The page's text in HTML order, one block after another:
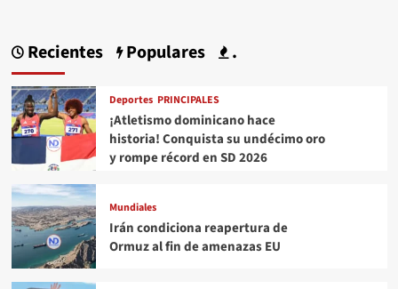
Recientes Populares .
Deportes PRINCIPALES
¡Atletismo dominicano hace
historia! Conquista su undécimo oro
y rompe récord en SD 2026
Mundiales
Irán condiciona reapertura de
Ormuz al fin de amenazas EU